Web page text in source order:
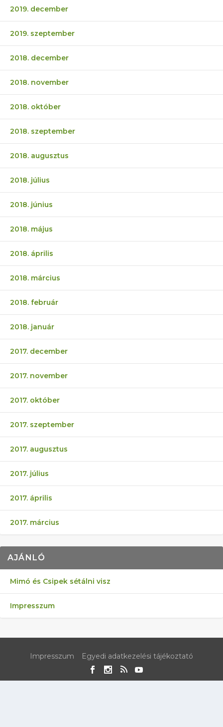
2019. december
2019. szeptember
2018. december
2018. november
2018. október
2018. szeptember
2018. augusztus
2018. július
2018. június
2018. május
2018. április
2018. március
2018. február
2018. január
2017. december
2017. november
2017. október
2017. szeptember
2017. augusztus
2017. július
2017. április
2017. március
AJÁNLÓ
Mimó és Csipek sétálni visz
Impresszum
Impresszum Egyedi adatkezelési tájékoztató